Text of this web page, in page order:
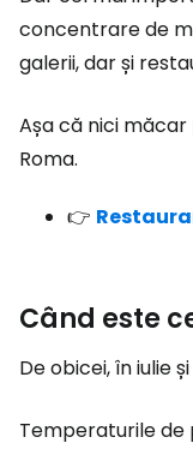
concentrare de
galerii, dar și
Așa că nici
Roma.
👉
Când este
De obicei, în iulie
Temperaturile de